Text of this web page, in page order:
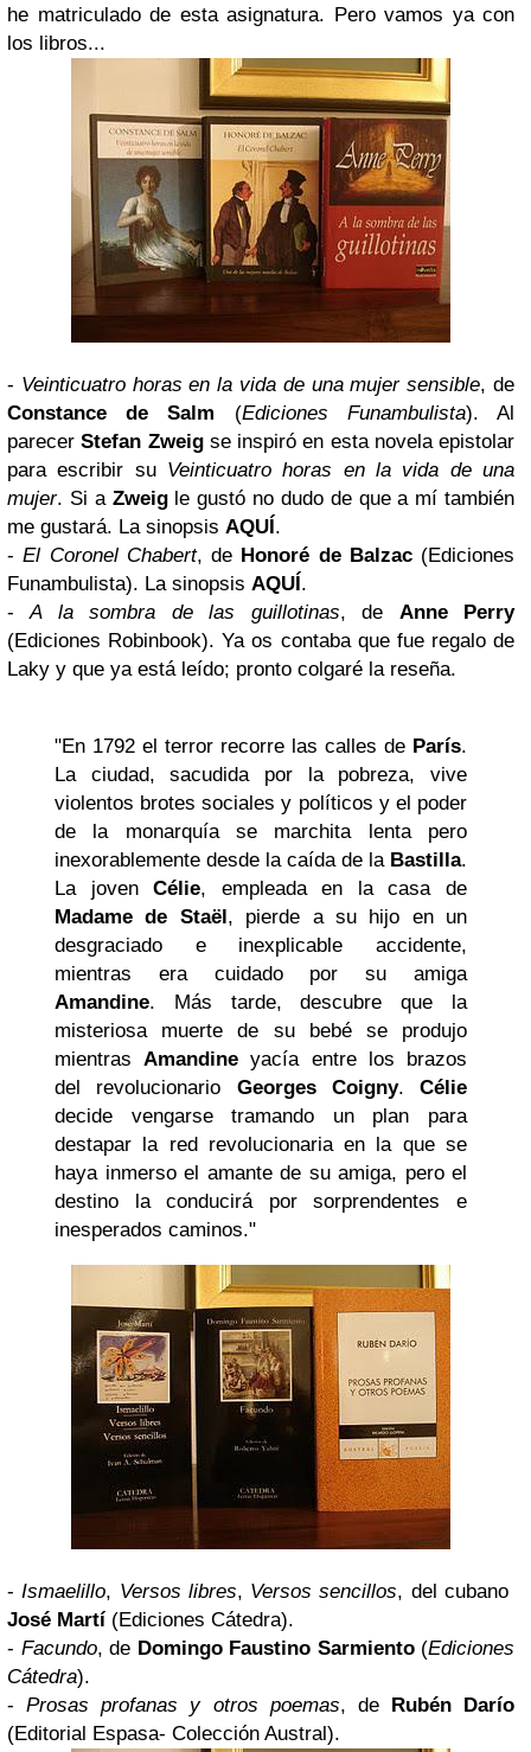
he matriculado de esta asignatura. Pero vamos ya con
los libros...
- Veinticuatro horas en la vida de una mujer sensible, de
Constance de Salm (Ediciones Funambulista). Al
parecerStefan Zweigse inspiró en esta novela epistolar
para escribir su Veinticuatro horas en la vida de una
mujer. Si a Zweigle gustó no dudo de que a mí también
me gustará. La sinopsis AQUÍ.
-El Coronel Chabert, de Honoré de Balzac(Ediciones
Funambulista). La sinopsis AQUÍ.
-A la sombra de las guillotinas, de Anne Perry
(Ediciones Robinbook). Ya os contaba que fue regalo de
Laky y que ya está leído; pronto colgaré la reseña.
"En 1792 el terror recorre las calles de París.
La ciudad, sacudida por la pobreza, vive
violentos brotes sociales y políticos y el poder
de la monarquía se marchita lenta pero
inexorablemente desde la caída de la Bastilla.
La jovenCélie, empleada en la casa de
Madame de Staël, pierde a su hijo en un
desgraciado e inexplicable accidente,
mientras era cuidado por su amiga
Amandine. Más tarde, descubre que la
misteriosa muerte de su bebé se produjo
mientrasAmandine yacía entre los brazos
del revolucionario Georges Coigny. Célie
decide vengarse tramando un plan para
destapar la red revolucionaria en la que se
haya inmerso el amante de su amiga, pero el
destino la conducirá por sorprendentes e
inesperados caminos."
-Ismaelillo, Versos libres, Versos sencillos, del cubano
José Martí (Ediciones Cátedra).
- Facundo, de Domingo Faustino Sarmiento(Ediciones
Cátedra).
- Prosas profanas y otros poemas, de Rubén Darío
(Editorial Espasa- Colección Austral).